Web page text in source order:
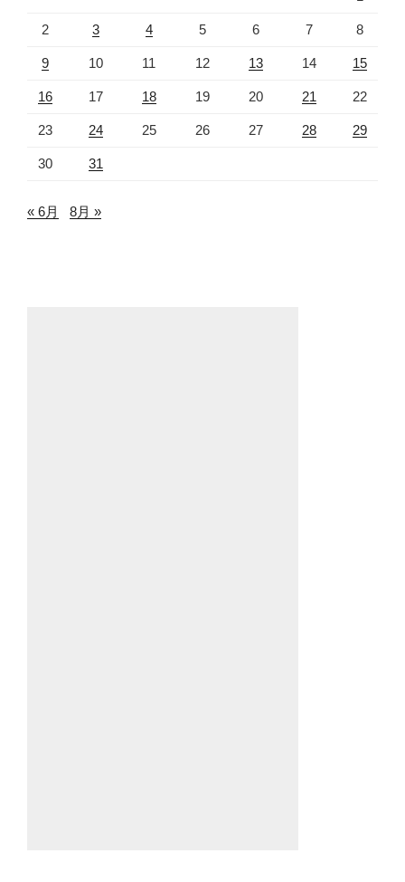
2 3 4 5 6 7 8
9 10 11 12 13 14 15
16 17 18 19 20 21 22
23 24 25 26 27 28 29
30 31
« 6月 8月 »